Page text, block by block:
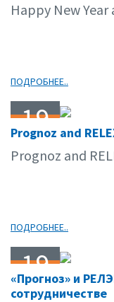
Happy New
ПОДРОБНЕЕ..
19
11.14
Prognoz and
Prognoz and
ПОДРОБНЕЕ..
19
11.14
«Прогноз» и
сотрудничестве